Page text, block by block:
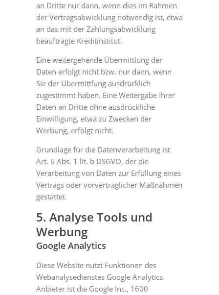
an Dritte nur dann, wenn dies im Rahmen
der Vertragsabwicklung notwendig ist, etwa
an das mit der Zahlungsabwicklung
beauftragte Kreditinstitut.
Eine weitergehende Übermittlung der
Daten erfolgt nicht bzw. nur dann, wenn
Sie der Übermittlung ausdrücklich
zugestimmt haben. Eine Weitergabe Ihrer
Daten an Dritte ohne ausdrückliche
Einwilligung, etwa zu Zwecken der
Werbung, erfolgt nicht.
Grundlage für die Datenverarbeitung ist
Art. 6 Abs. 1 lit. b DSGVO, der die
Verarbeitung von Daten zur Erfüllung eines
Vertrags oder vorvertraglicher Maßnahmen
gestattet.
5. Analyse Tools und
Werbung
Google Analytics
Diese Website nutzt Funktionen des
Webanalysedienstes Google Analytics.
Anbieter ist die Google Inc., 1600